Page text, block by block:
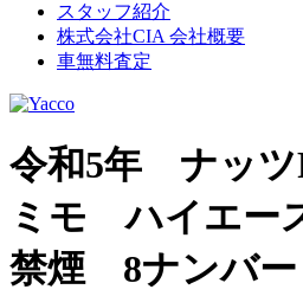
スタッフ紹介
株式会社CIA 会社概要
車無料査定
令和5年 ナッ
ミモ ハイエ
禁煙 8ナンバ